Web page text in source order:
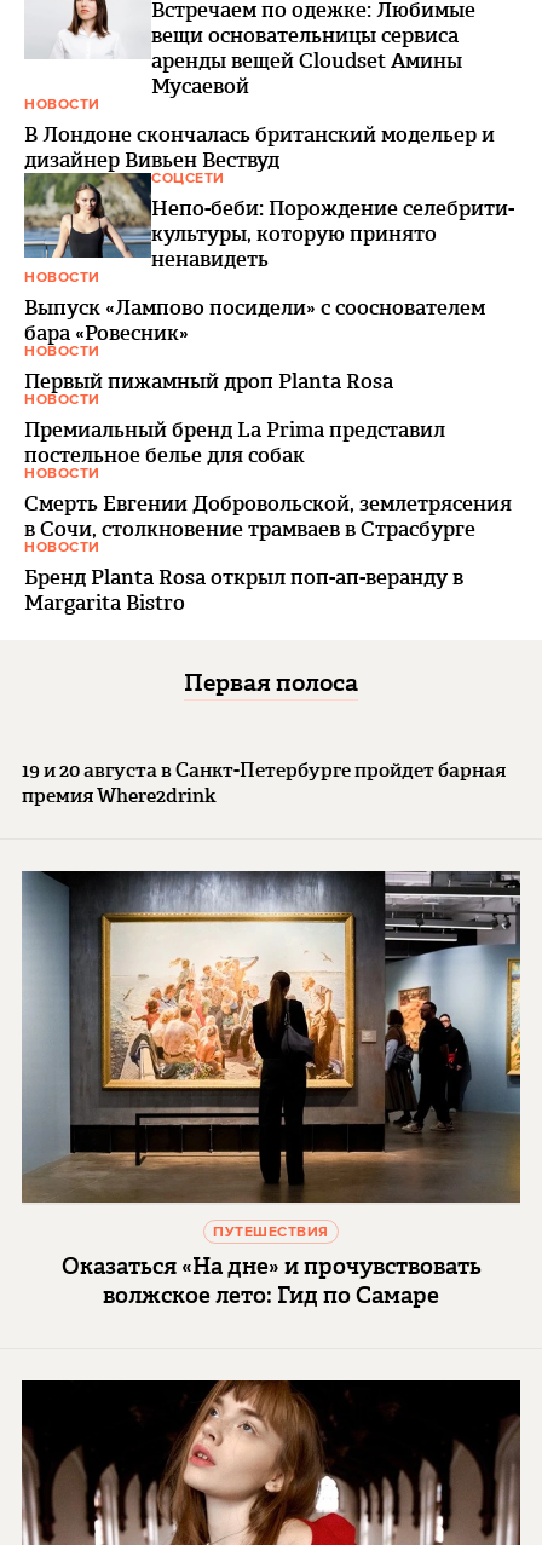
Встречаем по одежке: Любимые
вещи основательницы сервиса
аренды вещей Cloudset Амины
Мусаевой
НОВОСТИ
В Лондоне скончалась британский модельер и
дизайнер Вивьен Вествуд
СОЦСЕТИ
Непо-беби: Порождение селебрити-
культуры, которую принято
ненавидеть
НОВОСТИ
Выпуск «Лампово посидели» с сооснователем
бара «Ровесник»
НОВОСТИ
Первый пижамный дроп Planta Rosa
НОВОСТИ
Премиальный бренд La Prima представил
постельное белье для собак
НОВОСТИ
Смерть Евгении Добровольской, землетрясения
в Сочи, столкновение трамваев в Страсбурге
НОВОСТИ
Бренд Planta Rosa открыл поп-ап-веранду в
Margarita Bistro
Первая полоса
19 и 20 августа в Санкт-Петербурге пройдет барная
премия Where2drink
ПУТЕШЕСТВИЯ
Оказаться «На дне» и прочувствовать
волжское лето: Гид по Самаре